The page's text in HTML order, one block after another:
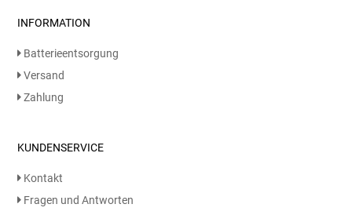
Isotonische / Energy / Eiskaffee
Kaffee
Kaffee / Tee Zubehör
Kakao
INFORMATION
Batterieentsorgung
Versand
Zahlung
KUNDENSERVICE
Kontakt
Fragen und Antworten